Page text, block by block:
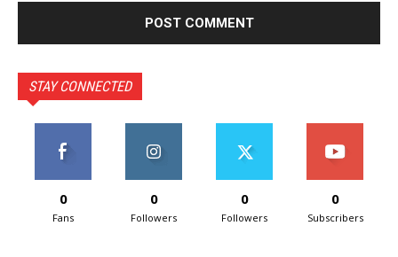
STAY CONNECTED
0
Fans
0
Followers
0
Followers
0
Subscribers